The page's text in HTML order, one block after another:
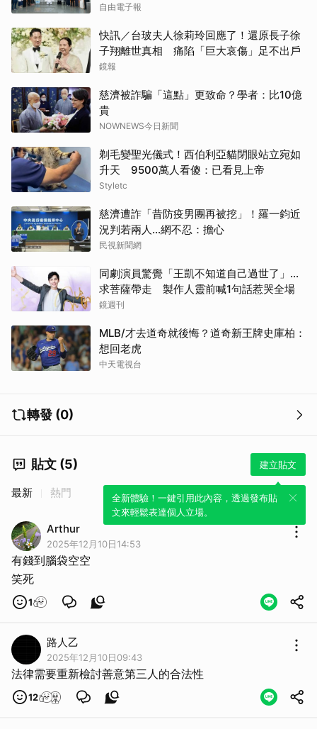
自由電子報
快訊／台玻夫人徐莉玲回應了！還原長子徐
子翔離世真相 痛陷「巨大哀傷」足不出戶
鏡報
慈濟被詐騙「這點」更致命？學者：比10億
貴
NOWNEWS今日新聞
剃毛變聖光儀式！西伯利亞貓閉眼站立宛如
升天 9500萬人看傻：已看見上帝
Styletc
慈濟遭詐「昔防疫男團再被挖」！羅一鈞近
況判若兩人…網不忍：擔心
民視新聞網
同劇演員驚覺「王凱不知道自己過世了」...
求菩薩帶走 製作人靈前喊1句話惹哭全場
鏡週刊
MLB/才去道奇就後悔？道奇新王牌史庫柏：
想回老虎
中天電視台
轉發 (0)
貼文 (5) 建立貼文
全新體驗！一鍵引用此內容，透過發布貼
文來輕鬆表達個人立場。
最新 熱門
Arthur
2025年12月10日14:53
有錢到腦袋空空
笑死
1
路人乙
2025年12月10日09:43
法律需要重新檢討善意第三人的合法性
12